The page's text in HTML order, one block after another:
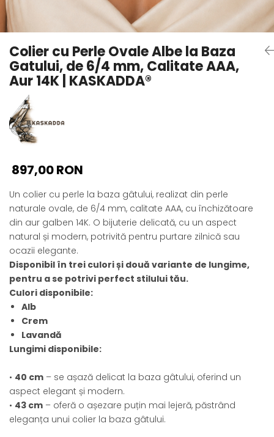
Seturi Perle cu Argint
Brățări cu Perle
Pandantive cu Perle
Brose cu Perle
Colier cu Perle Ovale Albe la Baza
Gatului, de 6/4 mm, Calitate AAA,
Aur 14K | KASKADDA®
897,00 RON
Un colier cu perle la baza gâtului, realizat din perle
naturale ovale, de 6/4 mm, calitate AAA, cu închizătoare
din aur galben 14K. O bijuterie delicată, cu un aspect
natural și modern, potrivită pentru purtare zilnică sau
ocazii elegante.
Disponibil în trei culori și două variante de lungime,
pentru a se potrivi perfect stilului tău.
Culori disponibile:
Alb
Crem
Lavandă
Lungimi disponibile:
• 40 cm – se așază delicat la baza gâtului, oferind un
aspect elegant și modern.
• 43 cm – oferă o așezare puțin mai lejeră, păstrând
eleganța unui colier la baza gâtului.